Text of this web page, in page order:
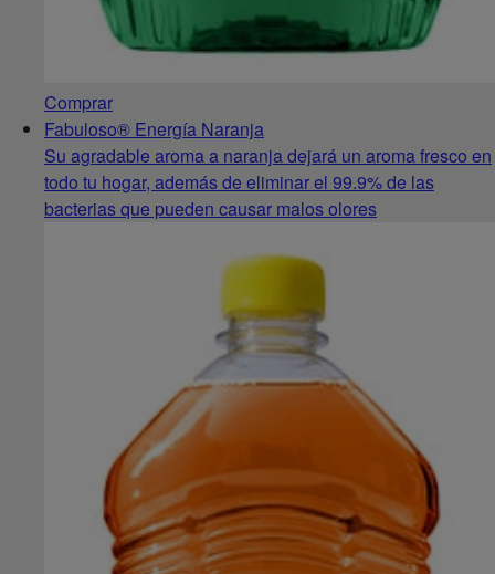
Comprar
Fabuloso® Energía Naranja
Su agradable aroma a naranja dejará un aroma fresco en
todo tu hogar, además de eliminar el 99.9% de las
bacterias que pueden causar malos olores